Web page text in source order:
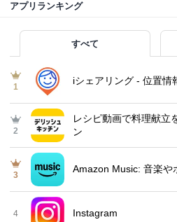
アプリランキング
すべて
1
iシェアリング - 位置情
2
レシピ動画で料理献立
ン
3
Amazon Music: 音楽や
4 Instagram